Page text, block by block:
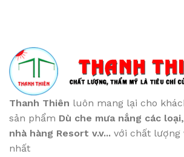
Thanh Thiên luôn mang lại cho
sản phẩm Dù che mưa nắng các loại
nhà hàng Resort v.v... với chất lượng
nhất